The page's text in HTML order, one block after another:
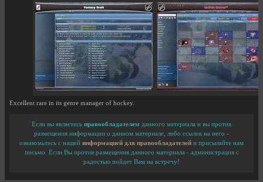
Excellent rare in its genre manager of hockey.
Если вы являетесь правообладателем данного материала и вы против
размещения информации о данном материале, либо ссылок на него -
ознакомьтесь с нашей информацией для правообладателей и присылайте нам
письмо. Если Вы против размещения данного материала - администрация с
радостью пойдет Вам на встречу!